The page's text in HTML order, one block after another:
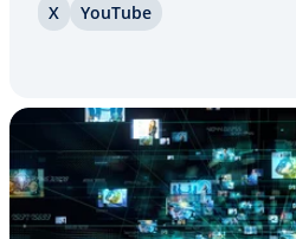
enorme in­flue­n­cia. No es
X YouTube